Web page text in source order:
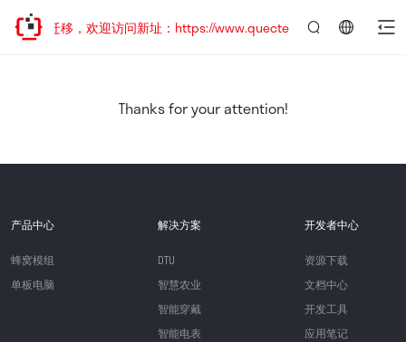
地址已迁移，欢迎访问新址：https://www.quectel.com.cn
Thanks for your attention!
产品中心
蜂窝模组
单板电脑
解决方案
DTU
智慧农业
智能穿戴
智能电表
开发者中心
资源下载
文档中心
开发工具
应用笔记